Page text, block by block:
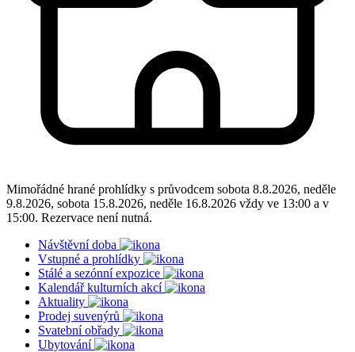
Mimořádné hrané prohlídky s průvodcem sobota 8.8.2026, neděle
9.8.2026, sobota 15.8.2026, neděle 16.8.2026 vždy ve 13:00 a v
15:00. Rezervace není nutná.
Návštěvní doba
Vstupné a prohlídky
Stálé a sezónní expozice
Kalendář kulturních akcí
Aktuality
Prodej suvenýrů
Svatební obřady
Ubytování